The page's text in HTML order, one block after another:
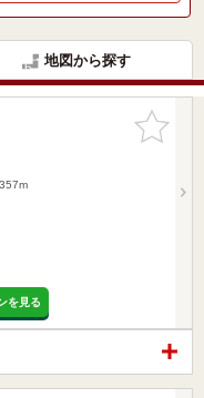
地図から探す
お気に入
りに追加
を見る